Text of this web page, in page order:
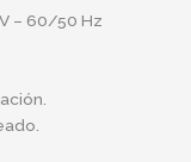
– 60/50 Hz